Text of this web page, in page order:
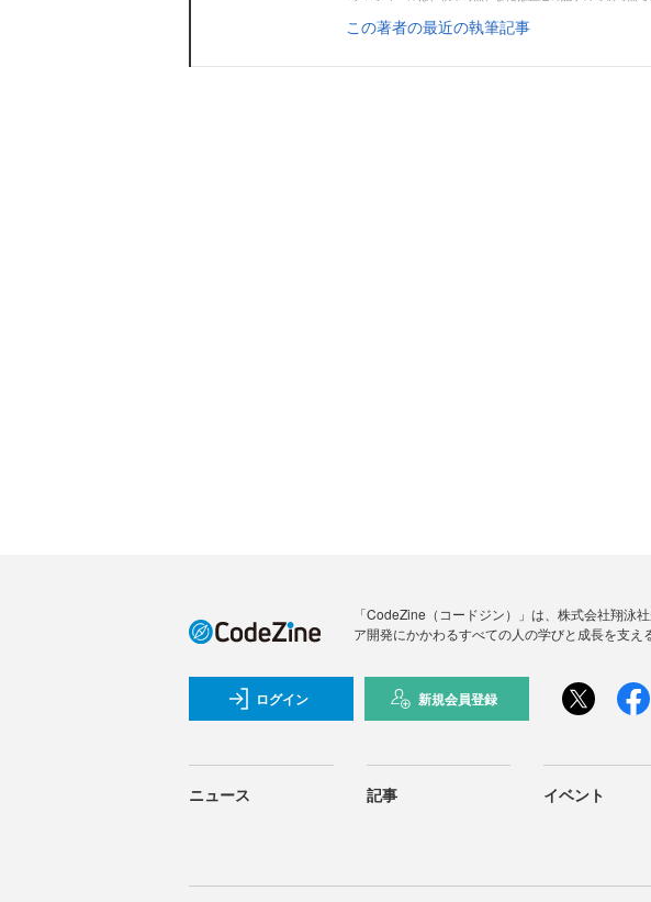
この著者の最近の執筆記事
「CodeZine（コードジン）」は、株式会社翔泳
ア開発にかかわるすべての人の学びと成長を支え
ログイン 新規会員登録
ニュース 記事 イベント